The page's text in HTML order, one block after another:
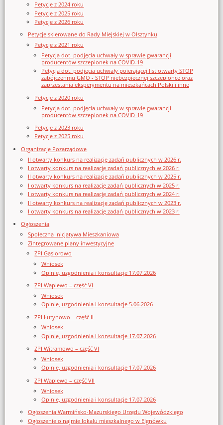
Petycje z 2024 roku
Petycje z 2025 roku
Petycje z 2026 roku
Petycje skierowane do Rady Miejskiej w Olsztynku
Petycje z 2021 roku
Petycja dot. podjęcia uchwały w sprawie gwarancji
producentów szczepionek na COVID-19
Petycja dot. podjęcia uchwały poierającej list otwarty STOP
zabójczenmu GMO - STOP niebezpiecznej szczepionce oraz
zaprzestania eksperymentu na mieszkańcach Polski i inne
Petycje z 2020 roku
Petycja dot. podjęcia uchwały w sprawie gwarancji
producentów szczepionek na COVID-19
Petycje z 2023 roku
Petycje z 2025 roku
Organizacje Pozarządowe
II otwarty konkurs na realizację zadań publicznych w 2026 r.
I otwarty konkurs na realizację zadań publicznych w 2026 r.
II otwarty konkurs na realizację zadań publicznych w 2025 r.
I otwarty konkurs na realizację zadań publicznych w 2025 r.
I otwarty konkurs na realizację zadań publicznych w 2024 r.
II otwarty konkurs na realizację zadań publicznych w 2023 r.
I otwarty konkurs na realizację zadań publicznych w 2023 r.
Ogłoszenia
Społeczna Inicjatywa Mieszkaniowa
Zintegrowane plany inwestycyjne
ZPI Gąsiorowo
Wniosek
Opinie, uzgodnienia i konsultacje 17.07.2026
ZPI Waplewo – część VI
Wniosek
Opinie, uzgodnienia i konsultacje 5.06.2026
ZPI Łutynowo – część II
Wniosek
Opinie, uzgodnienia i konsultacje 17.07.2026
ZPI Witramowo – część VI
Wniosek
Opinie, uzgodnienia i konsultacje 17.07.2026
ZPI Waplewo – część VII
Wniosek
Opinie, uzgodnienia i konsultacje 17.07.2026
Ogłoszenia Warmińsko-Mazurskiego Urzędu Wojewódzkiego
Ogłoszenie o najmie lokalu mieszkalnego w Elgnówku